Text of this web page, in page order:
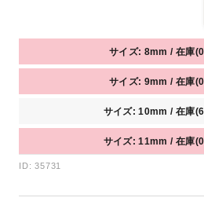
サイズ: 8mm / 在庫
サイズ: 9mm / 在庫
サイズ: 10mm / 在庫
サイズ: 11mm / 在庫
ID: 35731